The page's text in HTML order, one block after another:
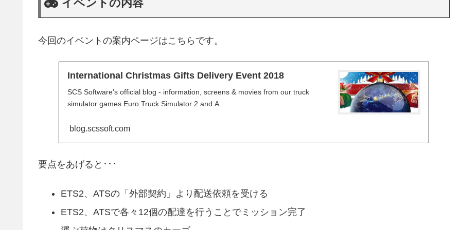
イベントの内容
今回のイベントの案内ページはこちらです。
International Christmas Gifts Delivery Event 2018
SCS Software's official blog - information, screens & movies from our truck
simulator games Euro Truck Simulator 2 and A...
blog.scssoft.com
要点をあげると･･･
ETS2、ATSの「外部契約」より配送依頼を受ける
ETS2、ATSで各々12個の配達を行うことでミッション完了